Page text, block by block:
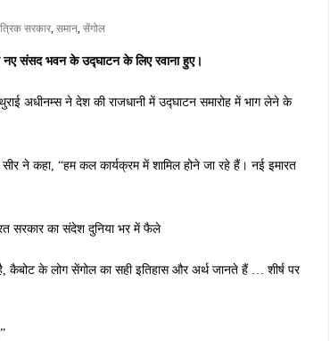
सरकार, समान, सेंगोल
संसद भवन के उद्घाटन के लिए रवाना हुए।
अधीनम्स ने देश की राजधानी में उद्घाटन समारोह में भाग लेने के
ने कहा, “हम कल कार्यक्रम में शामिल होने जा रहे हैं। नई इमारत
सरकार का संदेश दुनिया भर में फैले
कैबोट के लोग सेंगोल का सही इतिहास और अर्थ जानते हैं … शीर्ष पर